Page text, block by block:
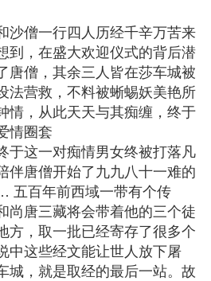
沙僧一行四人历经千辛万苦来
到，在盛大欢迎仪式的背后潜
唐僧，其余三人皆在莎车城被
法营救，不料被蜥蜴妖美艳所
情，从此天天与其痴缠，终于
情圈套
于这一对痴情男女终被打落凡
伴唐僧开始了九九八十一难的
百年前西域一带有个传
尚唐三藏将会带着他的三个徒
方，取一批已经寄存了很多个
中这些经文能让世人放下屠
城，就是取经的最后一站。故